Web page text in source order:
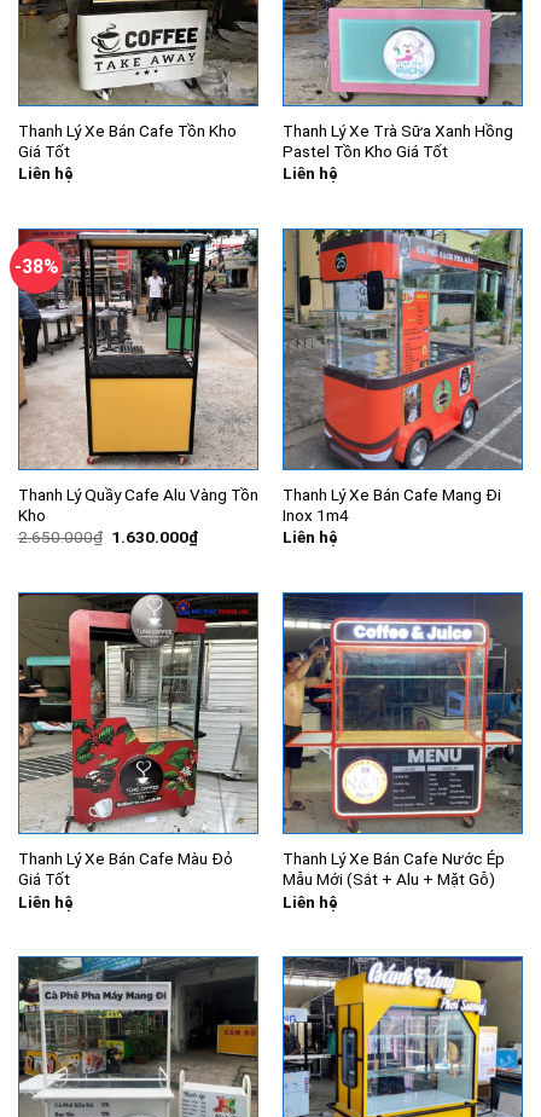
Thanh Lý Xe Bán Cafe Tồn Kho
Giá Tốt
Liên hệ
Thanh Lý Xe Trà Sữa Xanh Hồng
Pastel Tồn Kho Giá Tốt
Liên hệ
-38%
Thanh Lý Quầy Cafe Alu Vàng Tồn
Kho
2.650.000₫ Giá
1.630.000₫Giá
hiện
1.630.000₫.
Thanh Lý Xe Bán Cafe Mang Đi
Inox 1m4
Liên hệ
Thanh Lý Xe Bán Cafe Màu Đỏ
Giá Tốt
Liên hệ
Thanh Lý Xe Bán Cafe Nước Ép
Mẫu Mới (Sắt + Alu + Mặt Gỗ)
Liên hệ